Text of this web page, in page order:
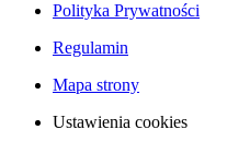
Polityka Prywatności
Regulamin
Mapa strony
Ustawienia cookies